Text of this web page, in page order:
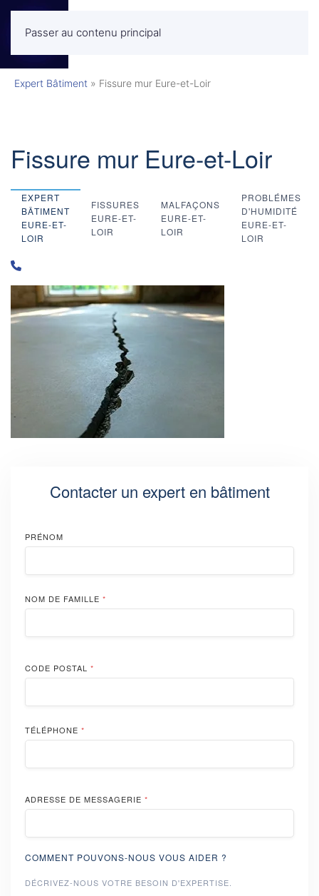
Passer au contenu principalMENU
Expert Bâtiment » Fissure mur Eure-et-Loir
Fissure mur Eure-et-Loir
EXPERT
BÂTIMENT
EURE-ET-
LOIR
FISSURES
EURE-ET-
LOIR
MALFAÇONS
EURE-ET-
LOIR
PROBLÉMES
D'HUMIDITÉ
EURE-ET-
LOIR
Contacter un expert en bâtiment
PRÉNOM
NOM DE FAMILLE *
CODE POSTAL *
TÉLÉPHONE *
ADRESSE DE MESSAGERIE *
COMMENT POUVONS-NOUS VOUS AIDER ?
DÉCRIVEZ-NOUS VOTRE BESOIN D'EXPERTISE.